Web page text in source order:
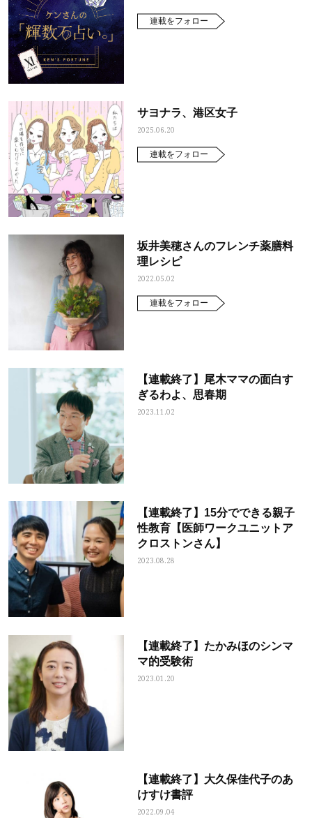
連載をフォロー
サヨナラ、港区女子
2025.06.20
連載をフォロー
坂井美穂さんのフレンチ薬膳料
理レシピ
2022.05.02
連載をフォロー
【連載終了】尾木ママの面白す
ぎるわよ、思春期
2023.11.02
【連載終了】15分でできる親子
性教育【医師ワークユニットア
クロストンさん】
2023.08.28
【連載終了】たかみほのシンマ
マ的受験術
2023.01.20
【連載終了】大久保佳代子のあ
けすけ書評
2022.09.04